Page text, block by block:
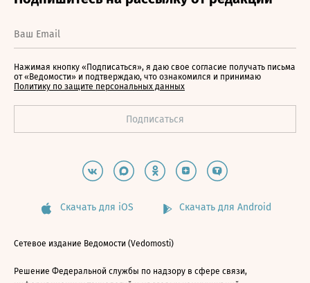
Нажимая кнопку «Подписаться», я даю свое согласие получать письма
от «Ведомости» и подтверждаю, что ознакомился и принимаю
Политику по защите персональных данных
Скачать для iOS Скачать для Android
Сетевое издание Ведомости (Vedomosti)
Решение Федеральной службы по надзору в сфере связи,